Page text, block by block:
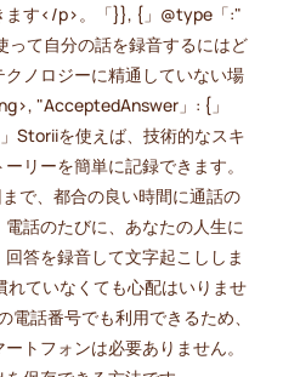
ます</p>。「}}, {」@type「:"
って自分の話を録音するにはど
ノロジーに精通していない場
"AcceptedAnswer」: {」
Storiiを使えば、技術的なスキ
リーを簡単に記録できます。
で、都合の良い時間に通話の
話のたびに、あなたの人生に
答を録音して文字起こししま
ていなくても心配はいりませ
話番号でも利用できるため、
トフォンは必要ありません。